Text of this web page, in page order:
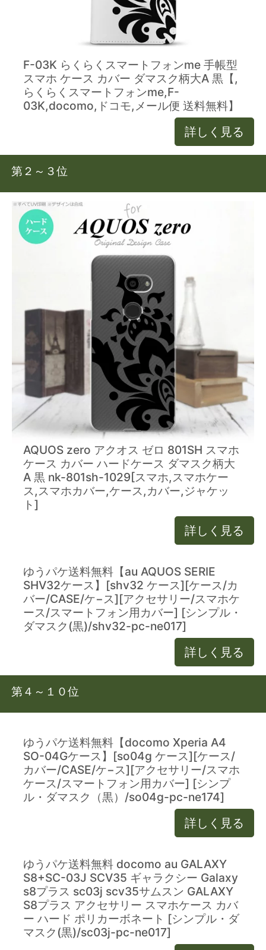
F-03K らくらくスマートフォンme 手帳型
スマホ ケース カバー ダマスク柄大A 黒【,
らくらくスマートフォンme,F-
03K,docomo,ドコモ,メール便 送料無料】
詳しく見る
第２～３位
AQUOS zero アクオス ゼロ 801SH スマホ
ケース カバー ハードケース ダマスク柄大
A 黒 nk-801sh-1029[スマホ,スマホケー
ス,スマホカバー,ケース,カバー,ジャケッ
ト]
詳しく見る
ゆうパケ送料無料【au AQUOS SERIE
SHV32ケース】[shv32 ケース][ケース/カ
バー/CASE/ケ−ス][アクセサリー/スマホケ
ース/スマートフォン用カバー] [シンプル・
ダマスク(黒)/shv32-pc-ne017]
詳しく見る
第４～１０位
ゆうパケ送料無料【docomo Xperia A4
SO-04Gケース】[so04g ケース][ケース/
カバー/CASE/ケ−ス][アクセサリー/スマホ
ケース/スマートフォン用カバー] [シンプ
ル・ダマスク（黒）/so04g-pc-ne174]
詳しく見る
ゆうパケ送料無料 docomo au GALAXY
S8+SC-03J SCV35 ギャラクシー Galaxy
s8プラス sc03j scv35サムスン GALAXY
S8プラス アクセサリー スマホケース カバ
ー ハード ポリカーボネート [シンプル・ダ
マスク(黒)/sc03j-pc-ne017]